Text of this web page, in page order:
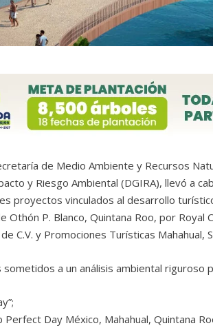
de Medio Ambiente y Recursos
y Riesgo Ambiental (DGIRA), llevó a
proyectos vinculados al desarrollo
Othón P. Blanco, Quintana Roo, por
C.V. y Promociones Turísticas Mahahual,
a un análisis ambiental riguroso
Perfect Day México, Mahahual, Quintana